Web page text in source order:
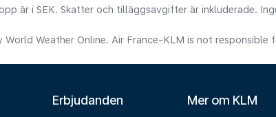
är i SEK. Skatter och tilläggsavgifter är inkluderade.
Weather Online. Air France-KLM is not
Erbjudanden Mer om KLM